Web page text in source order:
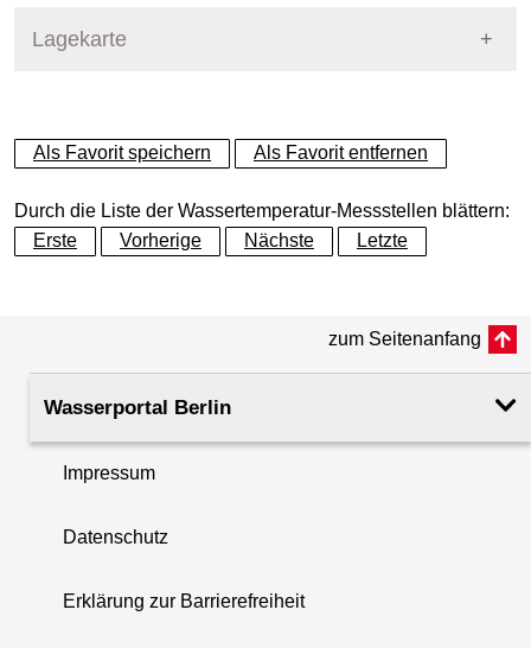
Lagekarte
+
−
Als Favorit speichern Als Favorit entfernen
Durch die Liste der Wassertemperatur-Messstellen blättern:
Erste
Vorherige Nächste Letzte
zum Seitenanfang
Wasserportal Berlin
Impressum
Datenschutz
Erklärung zur Barrierefreiheit